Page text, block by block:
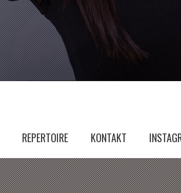
REPERTOIRE KONTAKT